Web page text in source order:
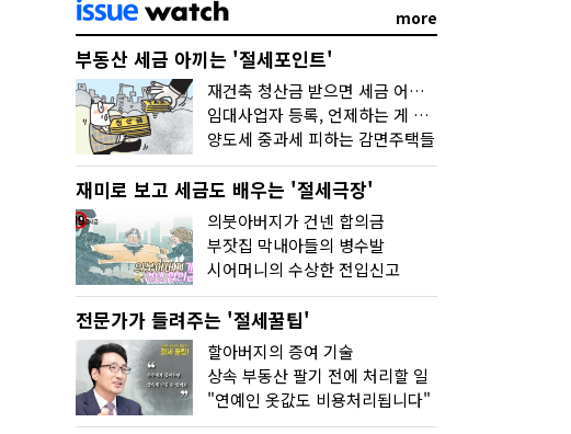
more
부동산 세금 아끼는 '절세포인트'
재건축 청산금 받으면 세금 어떻게 낼까
임대사업자 등록, 언제하는 게 유리할까
양도세 중과세 피하는 감면주택들
재미로 보고 세금도 배우는 '절세극장'
의붓아버지가 건넨 합의금
부잣집 막내아들의 병수발
시어머니의 수상한 전입신고
전문가가 들려주는 '절세꿀팁'
할아버지의 증여 기술
상속 부동산 팔기 전에 처리할 일
"연예인 옷값도 비용처리됩니다"